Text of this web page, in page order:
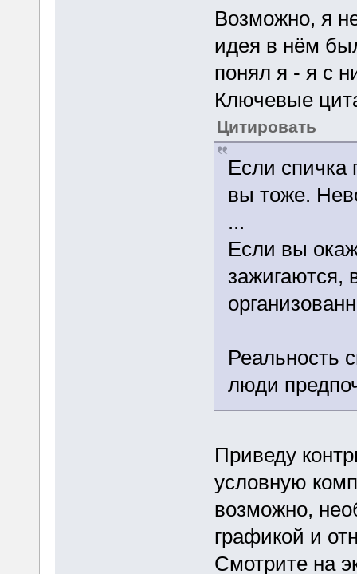
Возможно, я
идея в нём
понял я - я с
Ключевые
Цитировать
Если спичка
вы тоже.
...
Если вы
зажигаются,
Реальность
люди
Приведу
условную
возможно,
графикой и
Смотрите на